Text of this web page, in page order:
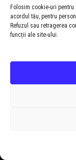
Folosim cookie-uri
acordul tău, pentru
Refuzul sau retragerea
funcții ale site-ului.
© 2026